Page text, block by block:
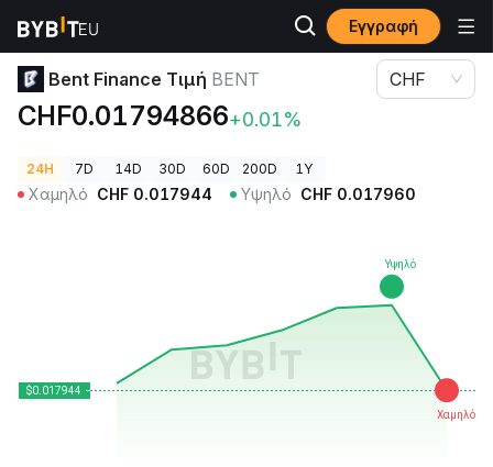
Εγγραφή
Τιμές Κρυπτονομισμάτων Bent Finance Τιμή BENT
Bent Finance Τιμή BENT
CHF0.01794866+0.01%
CHF
24H 7D 14D 30D 60D 200D 1Y
Χαμηλό CHF 0.017944 Υψηλό CHF 0.017960